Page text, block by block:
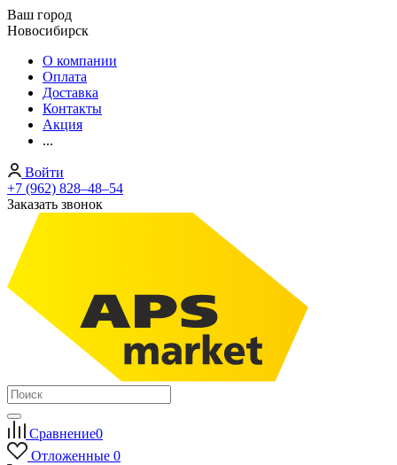
Ваш город
Новосибирск
О компании
Оплата
Доставка
Контакты
Акция
...
Войти
+7 (962) 828‒48‒54
Заказать звонок
Сравнение0
Отложенные 0